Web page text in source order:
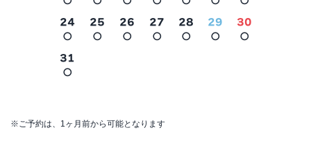
24
○
25
○
26
○
27
○
28
○
29
○
30
○
31
○
※ご予約は、1ヶ月前から可能となります